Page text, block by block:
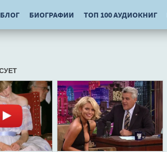
БЛОГ БИОГРАФИИ ТОП 100 АУДИОКНИГ